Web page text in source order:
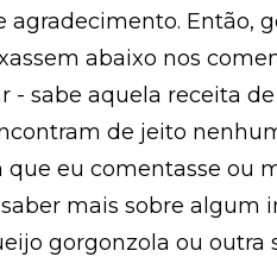
Então,
abaixo nos
- sabe aquela receita
de jeito
eu comentasse ou
mais sobre algum
gorgonzola ou outra